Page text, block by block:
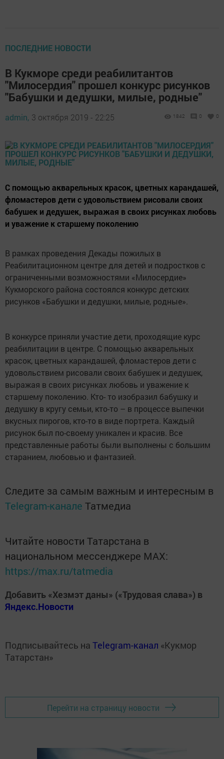
ПОСЛЕДНИЕ НОВОСТИ
В Кукморе среди реабилитантов
"Милосердия" прошел конкурс рисунков
"Бабушки и дедушки, милые, родные"
admin, 3 октября 2019 - 22:25 1842 0 0
С помощью акварельных красок, цветных карандашей,
фломастеров дети с удовольствием рисовали своих
бабушек и дедушек, выражая в своих рисунках любовь
и уважение к старшему поколению
В рамках проведения Декады пожилых в
Реабилитационном центре для детей и подростков с
ограниченными возможностями «Милосердие»
Кукморского района состоялся конкурс детских
рисунков «Бабушки и дедушки, милые, родные».
В конкурсе приняли участие дети, проходящие курс
реабилитации в центре. С помощью акварельных
красок, цветных карандашей, фломастеров дети с
удовольствием рисовали своих бабушек и дедушек,
выражая в своих рисунках любовь и уважение к
старшему поколению. Кто- то изобразил бабушку и
дедушку в кругу семьи, кто-то – в процессе выпечки
вкусных пирогов, кто-то в виде портрета. Каждый
рисунок был по-своему уникален и красив. Все
представленные работы были выполнены с большим
старанием, любовью и фантазией.
Следите за самым важным и интересным в
Telegram-канале Татмедиа
Читайте новости Татарстана в
национальном мессенджере MАХ:
https://max.ru/tatmedia
Добавить «Хезмэт даны» («Трудовая слава») в
Яндекс.Новости
Подписывайтесь на Telegram-канал «Кукмор
Татарстан»
Перейти на страницу новости